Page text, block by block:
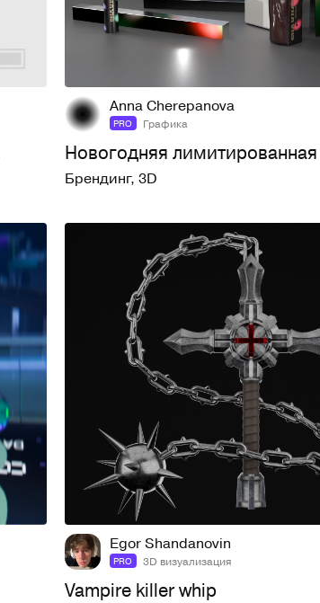
Anna Cherepanova
PRO Графика
Брендинг, 3D
Egor Shandanovin
PRO 3D визуализация
Vampire killer whip